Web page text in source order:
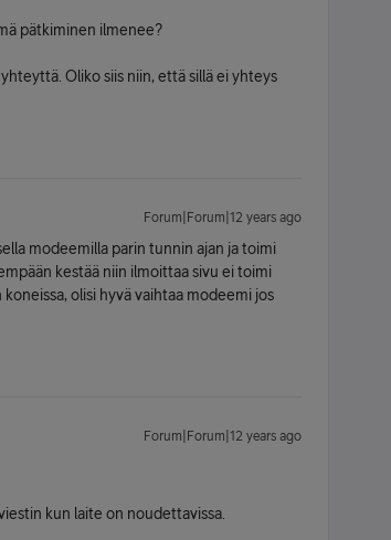
pätkiminen ilmenee?
Oliko siis niin, että sillä ei yhteys
Forum|Forum|12 years ago
modeemilla parin tunnin ajan ja toimi
kestää niin ilmoittaa sivu ei toimi
olisi hyvä vaihtaa modeemi jos
Forum|Forum|12 years ago
kun laite on noudettavissa.